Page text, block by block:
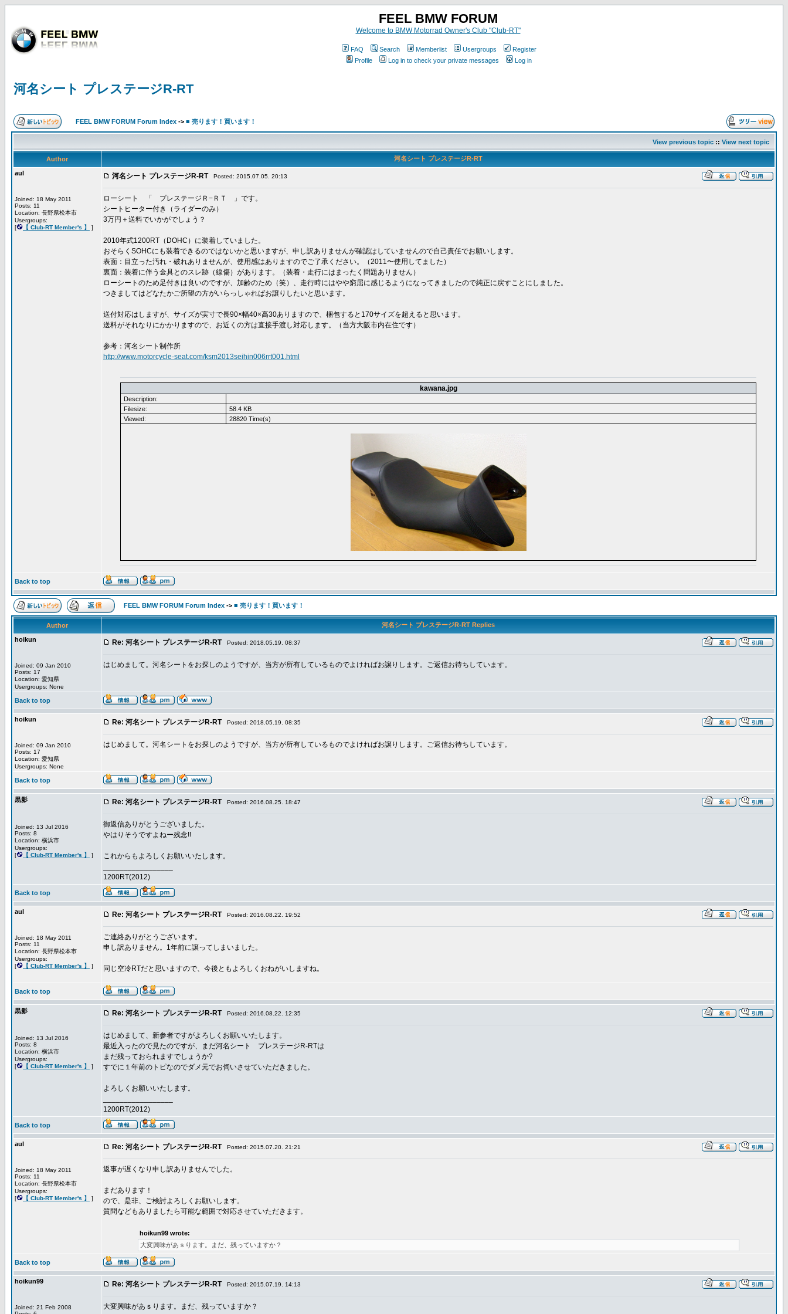
FEEL BMW FORUM
Welcome to BMW Motorrad Owner's Club "Club-RT"
FAQ Search Memberlist Usergroups
Register
Profile
Log in to check your private messages Log in
河名シート プレステージR-RT
FEEL BMW FORUM Forum Index -> ■ 売ります！買います！
View previous topic :: View next topic
Author 河名シート プレステージR-RT
aul
Joined: 18 May 2011
Posts: 11
Location: 長野県松本市
Usergroups:
[
【 Club-RT Member's 】 ]
河名シート プレステージR-RT Posted: 2015.07.05. 20:13
ローシート 「 プレステージＲ−ＲＴ 」です。
シートヒーター付き（ライダーのみ）
3万円＋送料でいかがでしょう？
2010年式1200RT（DOHC）に装着していました。
おそらくSOHCにも装着できるのではないかと思いますが、申し訳ありませんが確認はしていませんので自己責任でお願いします。
表面：目立った汚れ・破れありませんが、使用感はありますのでご了承ください。（2011〜使用してました）
裏面：装着に伴う金具とのスレ跡（線傷）があります。（装着・走行にはまったく問題ありません）
ローシートのため足付きは良いのですが、加齢のため（笑）、走行時にはやや窮屈に感じるようになってきましたので純正に戻すことにしました。
つきましてはどなたかご所望の方がいらっしゃればお譲りしたいと思います。
送付対応はしますが、サイズが実寸で長90×幅40×高30ありますので、梱包すると170サイズを超えると思います。
送料がそれなりにかかりますので、お近くの方は直接手渡し対応します。（当方大阪市内在住です）
参考：河名シート制作所
http://www.motorcycle-seat.com/ksm2013seihin006rrt001.html
kawana.jpg
Description:
Filesize:
58.4 KB
Viewed:
28820 Time(s)
Back to top
FEEL BMW FORUM Forum Index -> ■ 売ります！買います！
Author 河名シート プレステージR-RT Replies
hoikun
Joined: 09 Jan 2010
Posts: 17
Location: 愛知県
Usergroups: None
Re: 河名シート プレステージR-RT Posted: 2018.05.19. 08:37
はじめまして。河名シートをお探しのようですが、当方が所有しているものでよければお譲りします。ご返信お待ちしています。
Back to top
hoikun
Joined: 09 Jan 2010
Posts: 17
Location: 愛知県
Usergroups: None
Re: 河名シート プレステージR-RT Posted: 2018.05.19. 08:35
はじめまして。河名シートをお探しのようですが、当方が所有しているものでよければお譲りします。ご返信お待ちしています。
Back to top
黒影
Joined: 13 Jul 2016
Posts: 8
Location: 横浜市
Usergroups:
[
【 Club-RT Member's 】 ]
Re: 河名シート プレステージR-RT Posted: 2016.08.25. 18:47
御返信ありがとうございました。
やはりそうですよねー残念!!
これからもよろしくお願いいたします。
1200RT(2012)
Back to top
aul
Joined: 18 May 2011
Posts: 11
Location: 長野県松本市
Usergroups:
[
【 Club-RT Member's 】 ]
Re: 河名シート プレステージR-RT Posted: 2016.08.22. 19:52
ご連絡ありがとうございます。
申し訳ありません。1年前に譲ってしまいました。
同じ空冷RTだと思いますので、今後ともよろしくおねがいしますね。
Back to top
黒影
Joined: 13 Jul 2016
Posts: 8
Location: 横浜市
Usergroups:
[
【 Club-RT Member's 】 ]
Re: 河名シート プレステージR-RT Posted: 2016.08.22. 12:35
はじめまして、新参者ですがよろしくお願いいたします。
最近入ったので見たのですが、まだ河名シート プレステージR-RTは
まだ残っておられますでしょうか?
すでに１年前のトピなのでダメ元でお伺いさせていただきました。
よろしくお願いいたします。
1200RT(2012)
Back to top
aul
Joined: 18 May 2011
Posts: 11
Location: 長野県松本市
Usergroups:
[
【 Club-RT Member's 】 ]
Re: 河名シート プレステージR-RT Posted: 2015.07.20. 21:21
返事が遅くなり申し訳ありませんでした。
まだあります！
ので、是非、ご検討よろしくお願いします。
質問などもありましたら可能な範囲で対応させていただきます。
hoikun99 wrote:
大変興味があｓります。まだ、残っていますか？
Back to top
hoikun99
Joined: 21 Feb 2008
Re: 河名シート プレステージR-RT Posted: 2015.07.19. 14:13
大変興味があｓります。まだ、残っていますか？